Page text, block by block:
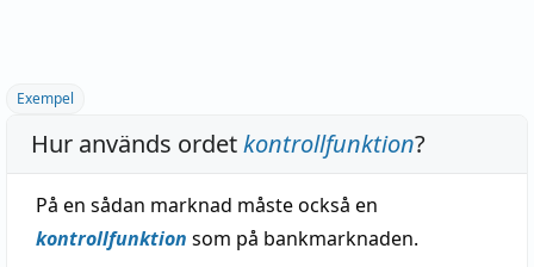
Exempel
Hur används ordetkontrollfunktion?
På en sådan marknad måste också en
kontrollfunktion som på bankmarknaden.